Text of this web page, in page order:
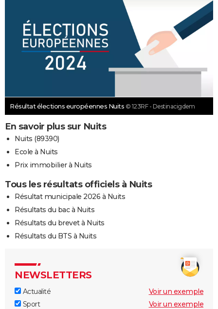
Résultat élections européennes Nuits © 123RF - Destinacigdem
En savoir plus sur Nuits
Nuits (89390)
Ecole à Nuits
Prix immobilier à Nuits
Tous les résultats officiels à Nuits
Résultat municipale 2026 à Nuits
Résultats du bac à Nuits
Résultats du brevet à Nuits
Résultats du BTS à Nuits
NEWSLETTERS
Actualité
Voir un exemple
Sport
Voir un exemple